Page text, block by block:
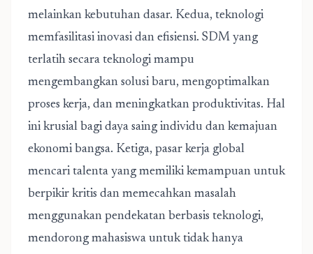
melainkan kebutuhan dasar. Kedua, teknologi
memfasilitasi inovasi dan efisiensi. SDM yang
terlatih secara teknologi mampu
mengembangkan solusi baru, mengoptimalkan
proses kerja, dan meningkatkan produktivitas. Hal
ini krusial bagi daya saing individu dan kemajuan
ekonomi bangsa. Ketiga, pasar kerja global
mencari talenta yang memiliki kemampuan untuk
berpikir kritis dan memecahkan masalah
menggunakan pendekatan berbasis teknologi,
mendorong mahasiswa untuk tidak hanya